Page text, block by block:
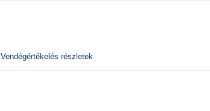
Vendégértékelés részletek